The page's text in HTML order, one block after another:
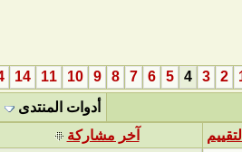
2
3
4
5
6
7
8
9
10
11
14
أدوات المنتدى
آخر مشاركة